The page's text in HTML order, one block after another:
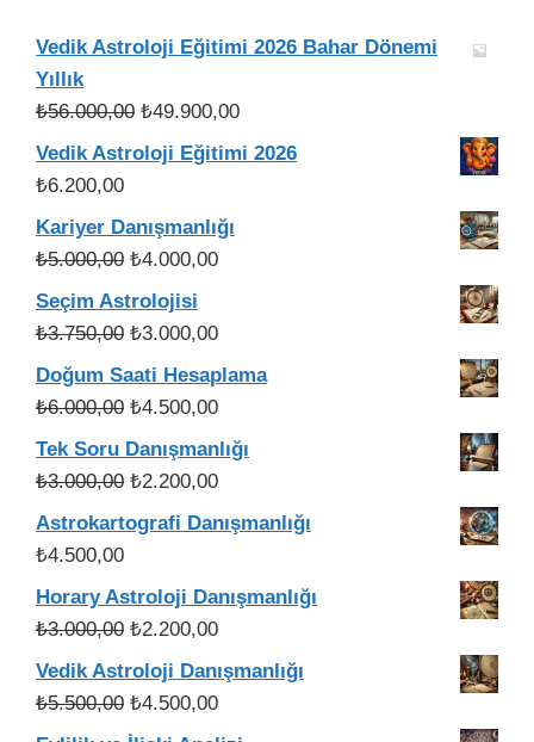
Vedik Astroloji Eğitimi 2026 Bahar Dönemi
Yıllık
₺56.000,00 Orijinal
fiyat:
₺49.900,00Şu
andaki
Vedik Astroloji Eğitimi 2026
₺6.200,00
Kariyer Danışmanlığı
₺5.000,00 Orijinal
fiyat:
₺5.000,00.
₺4.000,00Şu
Seçim Astrolojisi
₺3.750,00 Orijinal
fiyat:
₺3.750,00.
₺3.000,00Şu
andaki
Doğum Saati Hesaplama
₺6.000,00 Orijinal
fiyat:
₺6.000,00.
₺4.500,00Şu
andaki
Tek Soru Danışmanlığı
₺3.000,00 Orijinal
fiyat:
₺2.200,00Şu
Astrokartografi Danışmanlığı
₺4.500,00
Horary Astroloji Danışmanlığı
₺3.000,00 Orijinal
fiyat:
₺3.000,00.
₺2.200,00Şu
Vedik Astroloji Danışmanlığı
₺5.500,00 Orijinal
fiyat:
₺4.500,00Şu
andaki